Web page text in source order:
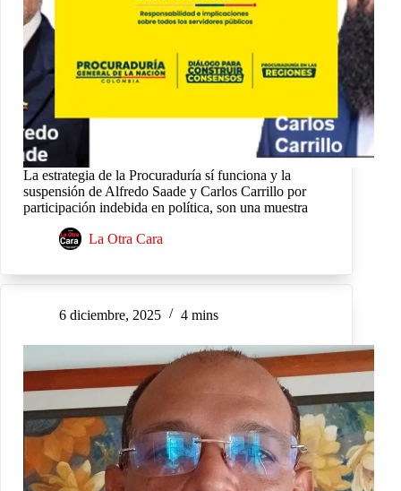
La estrategia de la Procuraduría sí funciona y la
suspensión de Alfredo Saade y Carlos Carrillo por
participación indebida en política, son una muestra
La Otra Cara
6 diciembre, 2025 4 mins